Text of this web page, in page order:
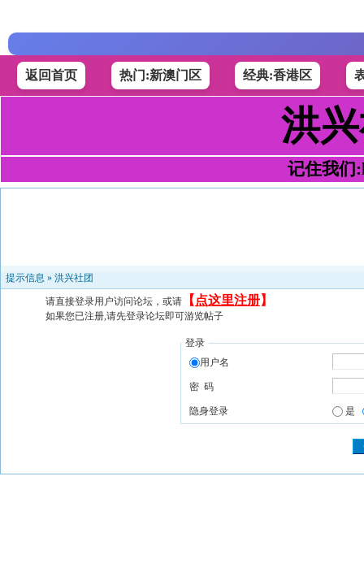
返回首页 热门:新澳门区 经典:香港区
洪
记住我们
提示信息 » 洪兴社团
请直接登录用户访问论坛，或请 【 点这里注册】
如果您已注册,请先登录论坛即可游览帖子
登录
用户名
密 码
隐身登录 是